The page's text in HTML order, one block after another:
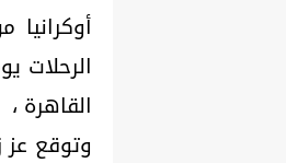
الرحلات
القاهرة ،